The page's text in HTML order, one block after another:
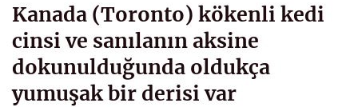
Kanada (Toronto) kökenli kedi
cinsi ve sanılanın aksine
dokunulduğunda oldukça
yumuşak bir derisi var